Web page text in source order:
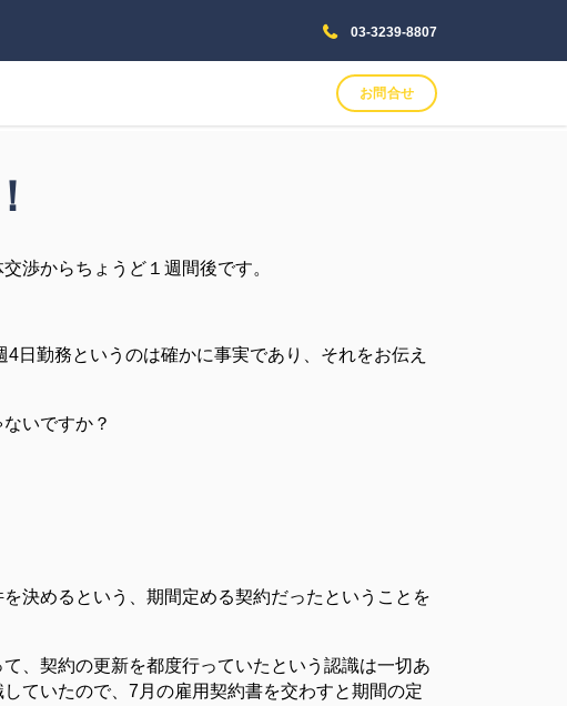
03-3239-8807
お問合せ
渉からちょうど１週間後です。
日勤務というのは確かに事実であり、それをお伝え
いですか？
決めるという、期間定める契約だったということを
、契約の更新を都度行っていたという認識は一切あ
ていたので、7月の雇用契約書を交わすと期間の定